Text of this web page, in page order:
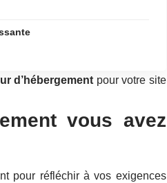
d’hébergement pour votre site
vous avez
pour réfléchir à vos exigences